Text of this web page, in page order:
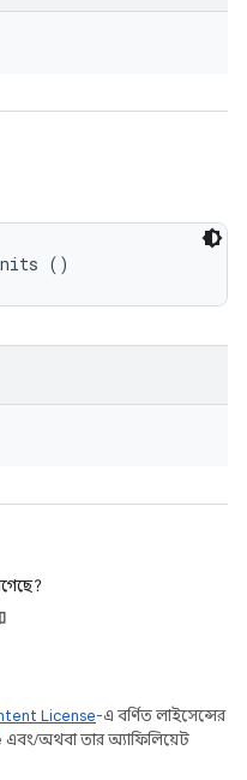
()
License-এ বর্ণিত লাইসেন্সের
অথবা তার অ্যাফিলিয়েট